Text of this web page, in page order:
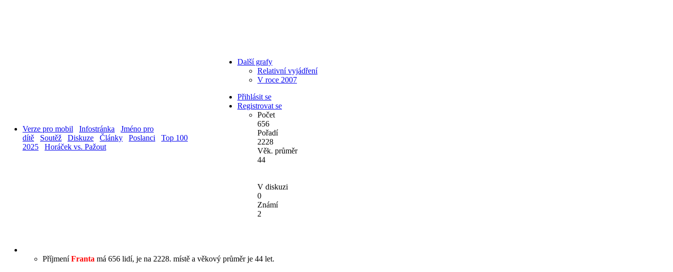
Verze pro mobil Infostránka
Jméno pro
dítě
Soutěž Diskuze Články Poslanci
Top 100
2025
Horáček vs. Pažout
Další grafy
Relativní vyjádření
V roce 2007
Přihlásit se
Registrovat se
Počet
656
Pořadí
2228
Věk. průměr
44
V diskuzi
0
Známí
2
PříjmeníFranta má 656 lidí, je na 2228. místě a věkový průměr je 44 let.